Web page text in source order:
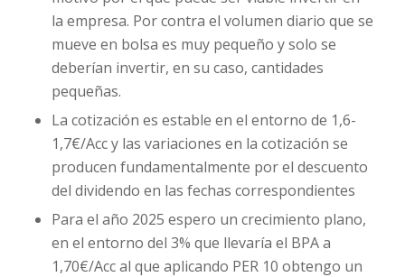
la empresa. Por contra el volumen diario que se
mueve en bolsa es muy pequeño y solo se
deberían invertir, en su caso, cantidades
pequeñas.
La cotización es estable en el entorno de 1,6-
1,7€/Acc y las variaciones en la cotización se
producen fundamentalmente por el descuento
del dividendo en las fechas correspondientes
Para el año 2025 espero un crecimiento plano,
en el entorno del 3% que llevaría el BPA a
1,70€/Acc al que aplicando PER 10 obtengo un